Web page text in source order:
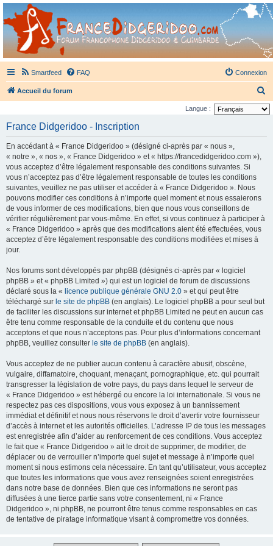
France Didgeridoo
Didgeridoo et Guimbarde sur France Didgeridoo - retrouvez la communauté.
Smartfeed FAQ Connexion
Accueil du forum
e
h
Langue :
France Didgeridoo - Inscription
En accédant à « France Didgeridoo » (désigné ci-après par « nous »,
« notre », « nos », « France Didgeridoo » et « https://francedidgeridoo.com »),
vous acceptez d’être légalement responsable des conditions suivantes. Si
vous n’acceptez pas d’être légalement responsable de toutes les conditions
suivantes, veuillez ne pas utiliser et accéder à « France Didgeridoo ». Nous
pouvons modifier ces conditions à n’importe quel moment et nous essaierons
de vous informer de ces modifications, bien que nous vous conseillons de
vérifier régulièrement par vous-même. En effet, si vous continuez à participer à
« France Didgeridoo » après que des modifications aient été effectuées, vous
acceptez d’être légalement responsable des conditions modifiées et mises à
jour.
Nos forums sont développés par phpBB (désignés ci-après par « logiciel
phpBB » et « phpBB Limited ») qui est un logiciel de forum de discussions
déclaré sous la « licence publique générale GNU 2.0 » et qui peut être
téléchargé sur le site de phpBB (en anglais). Le logiciel phpBB a pour seul but
de faciliter les discussions sur internet et phpBB Limited ne peut en aucun cas
être tenu comme responsable de la conduite et du contenu que nous
acceptons et que nous n’acceptons pas. Pour plus d’informations concernant
phpBB, veuillez consulter le site de phpBB (en anglais).
Vous acceptez de ne publier aucun contenu à caractère abusif, obscène,
vulgaire, diffamatoire, choquant, menaçant, pornographique, etc. qui pourrait
transgresser la législation de votre pays, du pays dans lequel le serveur de
« France Didgeridoo » est hébergé ou encore la loi internationale. Si vous ne
respectez pas ces dispositions, vous vous exposez à un bannissement
immédiat et définitif et nous nous réservons le droit d’avertir votre fournisseur
d’accès à internet et les autorités officielles. L’adresse IP de tous les messages
est enregistrée afin d’aider au renforcement de ces conditions. Vous acceptez
le fait que « France Didgeridoo » ait le droit de supprimer, de modifier, de
déplacer ou de verrouiller n’importe quel sujet et message à n’importe quel
moment si nous estimons cela nécessaire. En tant qu’utilisateur, vous acceptez
que toutes les informations que vous avez renseignées soient enregistrées
dans notre base de données. Bien que ces informations ne seront pas
diffusées à une tierce partie sans votre consentement, ni « France
Didgeridoo », ni phpBB, ne pourront être tenus comme responsables en cas
de tentative de piratage informatique visant à compromettre vos données.